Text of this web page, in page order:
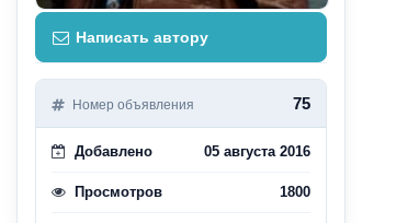
Написать автору
Номер объявления 75
Добавлено 05 августа 2016
Просмотров 1800